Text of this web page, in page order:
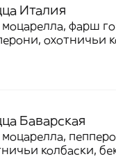
Италия
фарш
охотничьи
Баварская
колбаски,